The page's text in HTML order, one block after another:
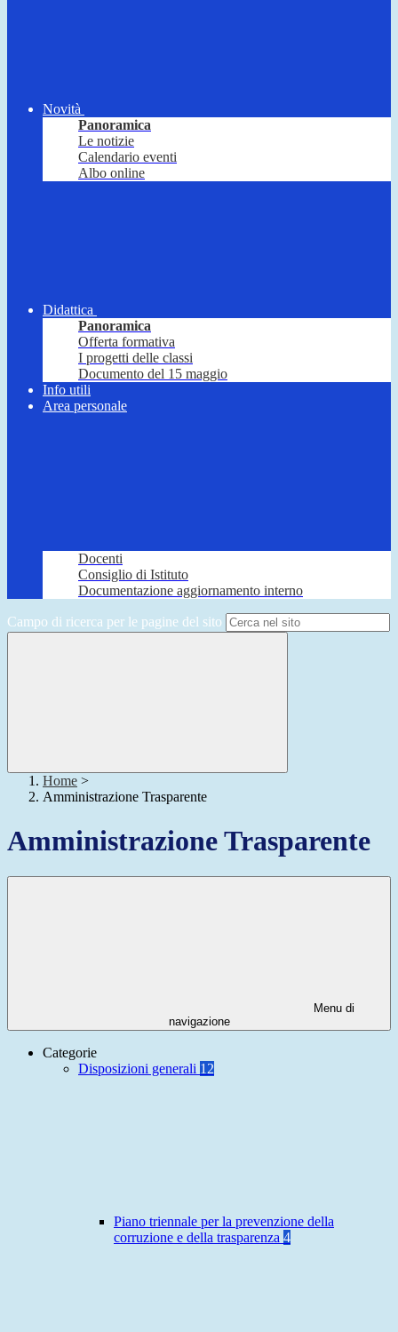
Novità
Panoramica
Le notizie
Calendario eventi
Albo online
Didattica
Panoramica
Offerta formativa
I progetti delle classi
Documento del 15 maggio
Info utili
Area personale
Docenti
Consiglio di Istituto
Documentazione aggiornamento interno
Campo di ricerca per le pagine del sito
Home >
Amministrazione Trasparente
Amministrazione Trasparente
Menu di
navigazione
Categorie
Disposizioni generali 12
Piano triennale per la prevenzione della
corruzione e della trasparenza 4